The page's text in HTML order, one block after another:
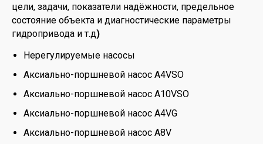
цели, задачи, показатели надёжности, предельное
состояние объекта и диагностические параметры
гидропривода и т.д)
Нерегулируемые насосы
Аксиально-поршневой насос A4VSO
Аксиально-поршневой насос A10VSO
Аксиально-поршневой насос A4VG
Аксиально-поршневой насос A8V